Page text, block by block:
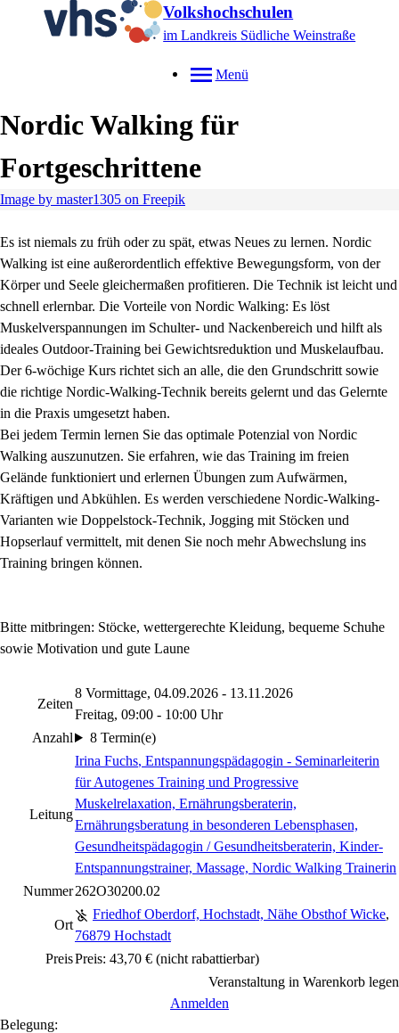
Volkshochschulen
im Landkreis Südliche Weinstraße
Menü
Nordic Walking für
Fortgeschrittene
Image by master1305 on Freepik
Es ist niemals zu früh oder zu spät, etwas Neues zu lernen. Nordic
Walking ist eine außerordentlich effektive Bewegungsform, von der
Körper und Seele gleichermaßen profitieren. Die Technik ist leicht und
schnell erlernbar. Die Vorteile von Nordic Walking: Es löst
Muskelverspannungen im Schulter- und Nackenbereich und hilft als
ideales Outdoor-Training bei Gewichtsreduktion und Muskelaufbau.
Der 6-wöchige Kurs richtet sich an alle, die den Grundschritt sowie
die richtige Nordic-Walking-Technik bereits gelernt und das Gelernte
in die Praxis umgesetzt haben.
Bei jedem Termin lernen Sie das optimale Potenzial von Nordic
Walking auszunutzen. Sie erfahren, wie das Training im freien
Gelände funktioniert und erlernen Übungen zum Aufwärmen,
Kräftigen und Abkühlen. Es werden verschiedene Nordic-Walking-
Varianten wie Doppelstock-Technik, Jogging mit Stöcken und
Hopserlauf vermittelt, mit denen Sie noch mehr Abwechslung ins
Training bringen können.
Bitte mitbringen: Stöcke, wettergerechte Kleidung, bequeme Schuhe
sowie Motivation und gute Laune
Zeiten
8 Vormittage, 04.09.2026 - 13.11.2026
Freitag, 09:00 - 10:00 Uhr
Anzahl
8 Termin(e)
Leitung
Irina Fuchs, Entspannungspädagogin - Seminarleiterin
für Autogenes Training und Progressive
Muskelrelaxation, Ernährungsberaterin,
Ernährungsberatung in besonderen Lebensphasen,
Gesundheitspädagogin / Gesundheitsberaterin, Kinder-
Entspannungstrainer, Massage, Nordic Walking Trainerin
Nummer262O30200.02
Ort
Friedhof Oberdorf, Hochstadt, Nähe Obsthof Wicke,
76879 Hochstadt
PreisPreis: 43,70 € (nicht rabattierbar)
Veranstaltung in Warenkorb legen
Anmelden
Belegung: